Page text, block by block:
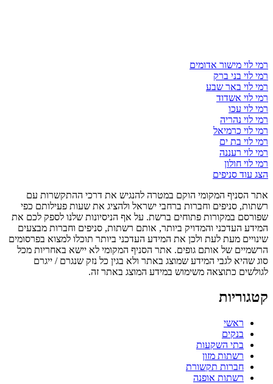
רמי לוי מישור אדומים
רמי לוי בני ברק
רמי לוי באר שבע
רמי לוי אשדוד
רמי לוי עכו
רמי לוי נהריה
רמי לוי כרמיאל
רמי לוי בת ים
רמי לוי רעננה
רמי לוי חולון
הצג עוד סניפים
אתר הסניף המקומי הוקם במטרה להנגיש את דרכי ההתקשרות עם
רשתות, סניפים וחברות ברחבי ישראל ולהציג את שעות פעילותם כפי
שפורסם במקורות פתוחים ברשת. על אף הניסיונות שלנו לספק לכם את
המידע העדכני והמדויק ביותר, אותם רשתות, סניפים וחברות מבצעים
שינויים מעת לעת ולכן את המידע העדכני ביותר תוכלו למצוא בפרסומים
הרשמיים של אותם גופים. אתר הסניף המקומי לא יישא באחריות מכל
סוג שהיא לגבי המידע שמוצג באתר ולא בגין כל נזק שנגרם / ייגרם
לגולשים כתוצאה משימוש במידע המוצג באתר זה.
קטגוריות
ראשי
בנקים
בתי השקעות
רשתות מזון
חברות תקשורת
רשתות אופנה